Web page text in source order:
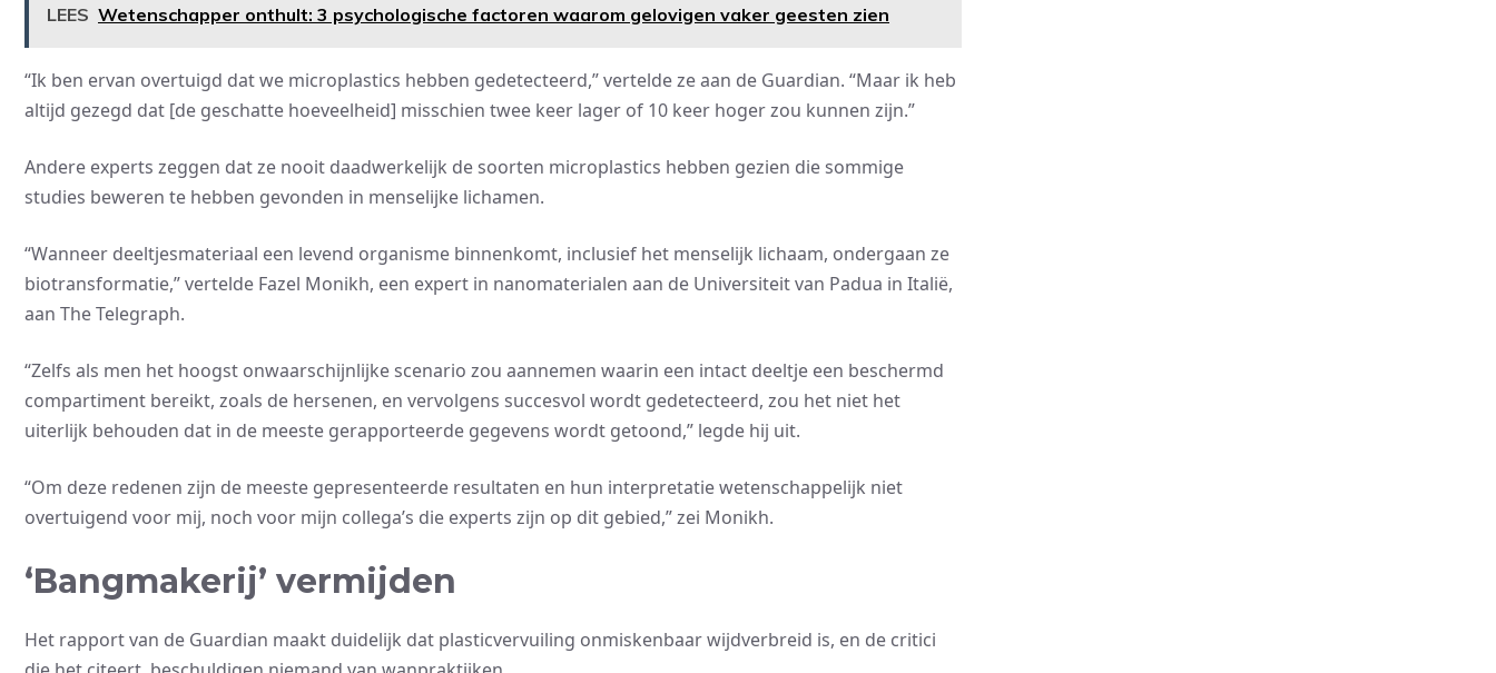
LEES Wetenschapper onthult: 3 psychologische factoren waarom gelovigen vaker geesten zien
“Ik ben ervan overtuigd dat we microplastics hebben gedetecteerd,” vertelde ze aan de Guardian. “Maar ik heb
altijd gezegd dat [de geschatte hoeveelheid] misschien twee keer lager of 10 keer hoger zou kunnen zijn.”
Andere experts zeggen dat ze nooit daadwerkelijk de soorten microplastics hebben gezien die sommige
studies beweren te hebben gevonden in menselijke lichamen.
“Wanneer deeltjesmateriaal een levend organisme binnenkomt, inclusief het menselijk lichaam, ondergaan ze
biotransformatie,” vertelde Fazel Monikh, een expert in nanomaterialen aan de Universiteit van Padua in Italië,
aan The Telegraph.
“Zelfs als men het hoogst onwaarschijnlijke scenario zou aannemen waarin een intact deeltje een beschermd
compartiment bereikt, zoals de hersenen, en vervolgens succesvol wordt gedetecteerd, zou het niet het
uiterlijk behouden dat in de meeste gerapporteerde gegevens wordt getoond,” legde hij uit.
“Om deze redenen zijn de meeste gepresenteerde resultaten en hun interpretatie wetenschappelijk niet
overtuigend voor mij, noch voor mijn collega’s die experts zijn op dit gebied,” zei Monikh.
‘Bangmakerij’ vermijden
Het rapport van de Guardian maakt duidelijk dat plasticvervuiling onmiskenbaar wijdverbreid is, en de critici